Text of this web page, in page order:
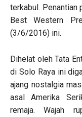
terkabul. Penantian
Best Western
(3/6/2016) ini.
Dihelat oleh Tata
di Solo Raya ini
ajang nostalgia
asal Amerika
remaja. Wajah